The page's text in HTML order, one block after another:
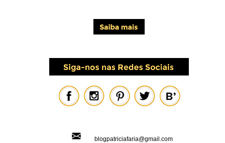
blogpatriciafaria@gmail.com